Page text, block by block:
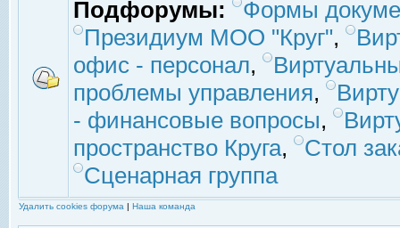
Подфорумы:
Формы
Президиум МОО "Круг",
офис - персонал,
проблемы управления,
- финансовые вопросы,
пространство Круга,
Стол
Сценарная группа
Удалить cookies форума | Наша команда